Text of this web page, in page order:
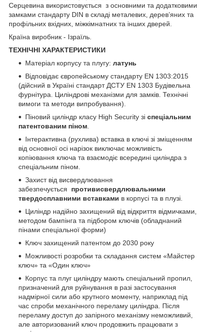
Серцевина використовується з основними та додатковими
замками стандарту DIN в складі металевих, дерев’яних та
профільних вхідних, міжкімнатних та інших дверей.
Країна виробник - Ізраїль.
ТЕХНІЧНІ ХАРАКТЕРИСТИКИ
Матеріал корпусу та плугу: латунь
Відповідає європейському стандарту EN 1303:2015
(дійсний в Україні стандарт ДСТУ EN 1303 Будівельна
фурнітура. Циліндрові механізми для замків. Технічні
вимоги та методи випробування).
Піновий циліндр класу High Security зі спеціальним
патентованим піном
Інтерактивна (рухлива) вставка в ключі зі зміщенням
від основної осі нарізок виключає можливість
копіювання ключа та взаємодіє всередині циліндра з
спеціальним піном.
Захист від висвердлювання
забезпечується противисвердлювальними
твердосплавними вставками в корпусі та в плузі.
Циліндр надійно захищений від відкриття відмичками,
методом бампінга та підбором ключів (обладнаний
пінами спеціальної форми)
Ключ захищений патентом до 2030 року
Можливості розробки та складання систем «Майстер
ключ» та «Один ключ»
Корпус та плуг циліндру мають спеціальний пропил,
призначений для руйнування в разі застосування
надмірної сили або крутного моменту, наприклад під
час спроби механічного переламу циліндра. Після
переламу доступ до запірного механізму неможливий,
але авторизований ключ продовжить працювати з